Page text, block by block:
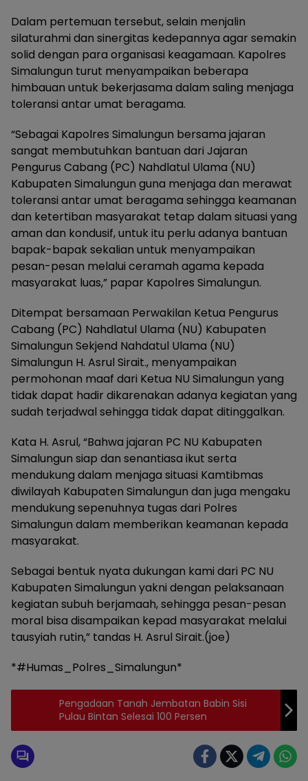
Dalam pertemuan tersebut, selain menjalin
silaturahmi dan sinergitas kedepannya agar semakin
solid dengan para organisasi keagamaan. Kapolres
Simalungun turut menyampaikan beberapa
himbauan untuk bekerjasama dalam saling menjaga
toleransi antar umat beragama.
“Sebagai Kapolres Simalungun bersama jajaran
sangat membutuhkan bantuan dari Jajaran
Pengurus Cabang (PC) Nahdlatul Ulama (NU)
Kabupaten Simalungun guna menjaga dan merawat
toleransi antar umat beragama sehingga keamanan
dan ketertiban masyarakat tetap dalam situasi yang
aman dan kondusif, untuk itu perlu adanya bantuan
bapak-bapak sekalian untuk menyampaikan
pesan-pesan melalui ceramah agama kepada
masyarakat luas,” papar Kapolres Simalungun.
Ditempat bersamaan Perwakilan Ketua Pengurus
Cabang (PC) Nahdlatul Ulama (NU) Kabupaten
Simalungun Sekjend Nahdatul Ulama (NU)
Simalungun H. Asrul Sirait., menyampaikan
permohonan maaf dari Ketua NU Simalungun yang
tidak dapat hadir dikarenakan adanya kegiatan yang
sudah terjadwal sehingga tidak dapat ditinggalkan.
Kata H. Asrul, “Bahwa jajaran PC NU Kabupaten
Simalungun siap dan senantiasa ikut serta
mendukung dalam menjaga situasi Kamtibmas
diwilayah Kabupaten Simalungun dan juga mengaku
mendukung sepenuhnya tugas dari Polres
Simalungun dalam memberikan keamanan kepada
masyarakat.
Sebagai bentuk nyata dukungan kami dari PC NU
Kabupaten Simalungun yakni dengan pelaksanaan
kegiatan subuh berjamaah, sehingga pesan-pesan
moral bisa disampaikan kepad masyarakat melalui
tausyiah rutin,” tandas H. Asrul Sirait.(joe)
*#Humas_Polres_Simalungun*
Pengadaan Tanah Jembatan Babin Sisi
Pulau Bintan Selesai 100 Persen